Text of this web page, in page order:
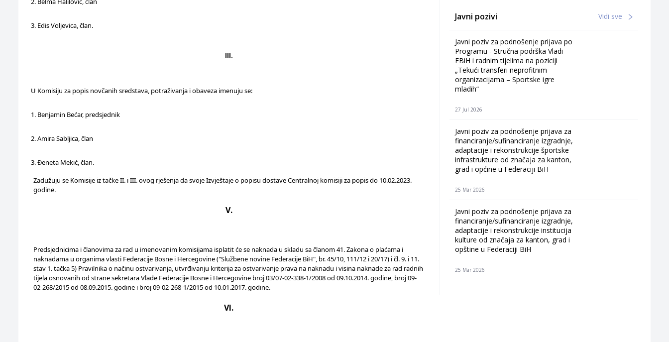
3. Edis Voljevica, član.
III.
U Komisiju za popis novčanih sredstava, potraživanja i obaveza imenuju se:
1. Benjamin Bećar, predsjednik
2. Amira Sabljica, član
3. Đeneta Mekić, član.
Zadužuju se Komisije iz tačke II. i III. ovog rješenja da svoje Izvještaje o popisu dostave Centralnoj komisiji za popis do 10.02.2023.
godine.
V.
Predsjednicima i članovima za rad u imenovanim komisijama isplatit će se naknada u skladu sa članom 41. Zakona o plaćama i
naknadama u organima vlasti Federacije Bosne i Hercegovine ("Službene novine Federacije BiH", br. 45/10, 111/12 i 20/17) i čl. 9. i 11.
stav 1. tačka 5) Pravilnika o načinu ostvarivanja, utvrđivanju kriterija za ostvarivanje prava na naknadu i visina naknade za rad radnih
tijela osnovanih od strane sekretara Vlade Federacije Bosne i Hercegovine broj 03/07-02-338-1/2008 od 09.10.2014. godine, broj 09-
02-268/2015 od 08.09.2015. godine i broj 09-02-268-1/2015 od 10.01.2017. godine.
VI.
Javni pozivi Vidi sve
Javni poziv za podnošenje prijava po
Programu - Stručna podrška Vladi
FBiH i radnim tijelima na poziciji
„Tekući transferi neprofitnim
organizacijama – Sportske igre
mladih“
27 Jul 2026
Javni poziv za podnošenje prijava za
financiranje/sufinanciranje izgradnje,
adaptacije i rekonstrukcije športske
infrastrukture od značaja za kanton,
grad i općine u Federaciji BiH
25 Mar 2026
Javni poziv za podnošenje prijava za
financiranje/sufinanciranje izgradnje,
adaptacije i rekonstrukcije institucija
kulture od značaja za kanton, grad i
opštine u Federaciji BiH
25 Mar 2026